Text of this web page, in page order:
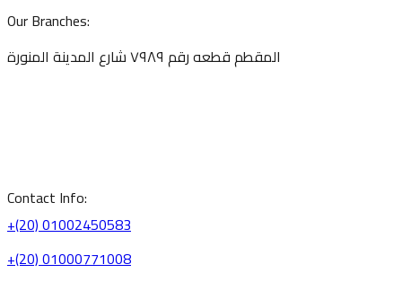
Our Branches:
المقطم قطعه رقم ٧٩٨٩ شارع المدينة المنورة
Contact Info:
+(20) 01002450583
+(20) 01000771008